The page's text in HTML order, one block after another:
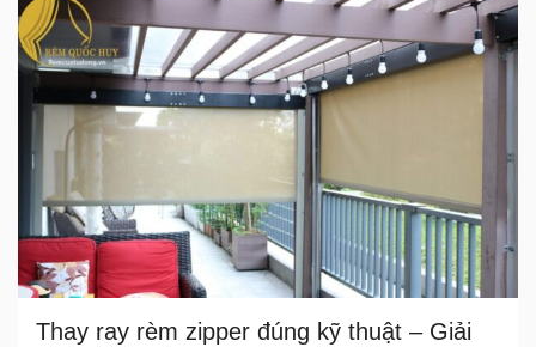
Thay ray rèm zipper đúng kỹ thuật – Giải